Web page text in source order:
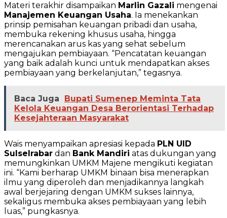
Materi terakhir disampaikan Marlin Gazali mengenai
Manajemen Keuangan Usaha. Ia menekankan
prinsip pemisahan keuangan pribadi dan usaha,
membuka rekening khusus usaha, hingga
merencanakan arus kas yang sehat sebelum
mengajukan pembiayaan. “Pencatatan keuangan
yang baik adalah kunci untuk mendapatkan akses
pembiayaan yang berkelanjutan,” tegasnya.
Baca Juga
Bupati Sumenep Meminta Tata
Kelola Keuangan Desa Berorientasi Terhadap
Kesejahteraan Masyarakat
Wais menyampaikan apresiasi kepada PLN UID
Sulselrabar dan Bank Mandiri atas dukungan yang
memungkinkan UMKM Majene mengikuti kegiatan
ini. “Kami berharap UMKM binaan bisa menerapkan
ilmu yang diperoleh dan menjadikannya langkah
awal berjejaring dengan UMKM sukses lainnya,
sekaligus membuka akses pembiayaan yang lebih
luas,” pungkasnya.